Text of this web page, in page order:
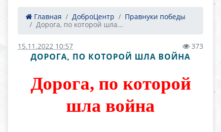
Главная ДоброЦентр
Правнуки победы
Дорога, по которой шла...
15.11.2022 10:57 373
ДОРОГА, ПО КОТОРОЙ ШЛА ВОЙНА
Дорога, по которой
шла война